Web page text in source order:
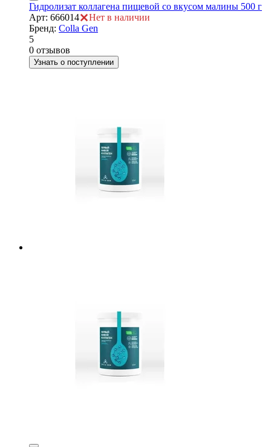
Гидролизат коллагена пищевой со вкусом малины 500 г
Арт: 666014
Нет в наличии
Бренд: Colla Gen
5
0 отзывов
Узнать о поступлении